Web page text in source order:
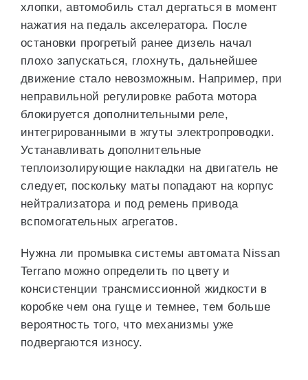
хлопки, автомобиль стал дергаться в момент
нажатия на педаль акселератора. После
остановки прогретый ранее дизель начал
плохо запускаться, глохнуть, дальнейшее
движение стало невозможным. Например, при
неправильной регулировке работа мотора
блокируется дополнительными реле,
интегрированными в жгуты электропроводки.
Устанавливать дополнительные
теплоизолирующие накладки на двигатель не
следует, поскольку маты попадают на корпус
нейтрализатора и под ремень привода
вспомогательных агрегатов.
Нужна ли промывка системы автомата Nissan
Terrano можно определить по цвету и
консистенции трансмиссионной жидкости в
коробке чем она гуще и темнее, тем больше
вероятность того, что механизмы уже
подвергаются износу.